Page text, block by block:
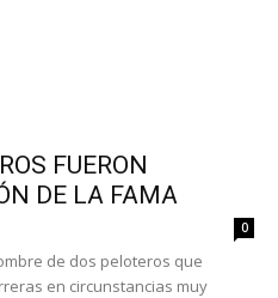
FUERON
DE LA FAMA
0
de dos peloteros que
en circunstancias muy